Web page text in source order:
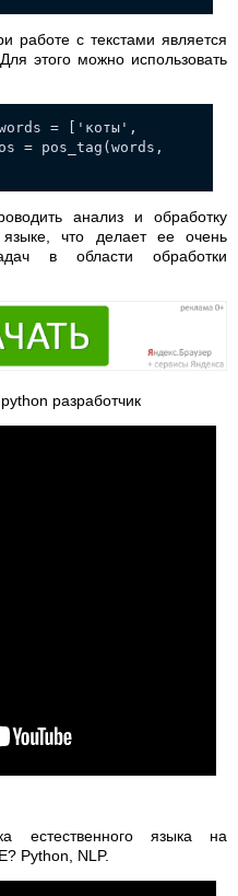
работе с текстами является
этого можно использовать
= ['коты',
= pos_tag(words,
анализ и обработку
что делает ее очень
в области обработки
разработчик
естественного языка на
Python, NLP.